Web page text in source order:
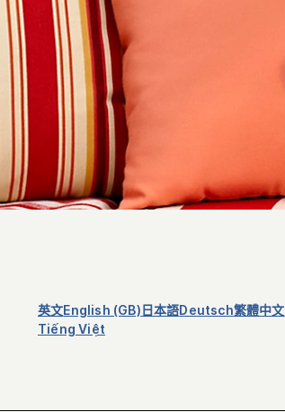
英文English (GB)日本語Deutsch繁體中文
Tiếng Việt